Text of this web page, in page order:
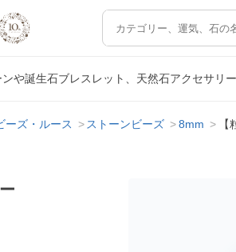
や誕生石ブレスレット、天然石アクセサリ
ーズ・ルース ストーンビーズ 8mm